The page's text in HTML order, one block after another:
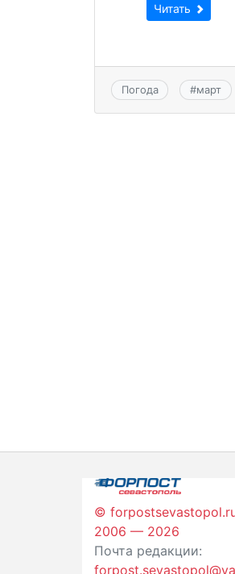
Читать
Погода #март
©
2006 — 2026
Почта редакции: